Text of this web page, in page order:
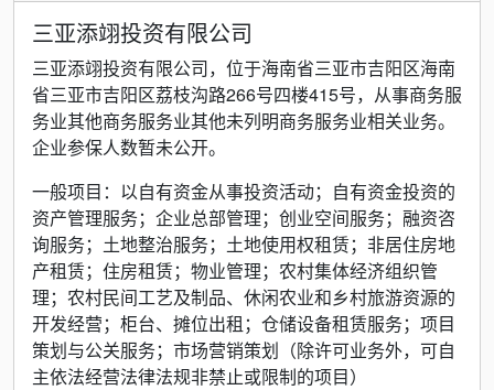
三亚添翊投资有限公司
三亚添翊投资有限公司，位于海南省三亚市吉阳区海南
省三亚市吉阳区荔枝沟路266号四楼415号，从事商务服
务业其他商务服务业其他未列明商务服务业相关业务。
企业参保人数暂未公开。
一般项目：以自有资金从事投资活动；自有资金投资的
资产管理服务；企业总部管理；创业空间服务；融资咨
询服务；土地整治服务；土地使用权租赁；非居住房地
产租赁；住房租赁；物业管理；农村集体经济组织管
理；农村民间工艺及制品、休闲农业和乡村旅游资源的
开发经营；柜台、摊位出租；仓储设备租赁服务；项目
策划与公关服务；市场营销策划（除许可业务外，可自
主依法经营法律法规非禁止或限制的项目）